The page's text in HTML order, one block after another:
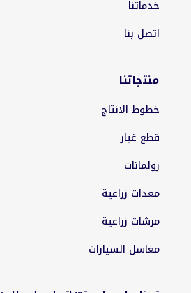
خدماتنا
اتصل بنا
منتجاتنا
خطوط الانتاج
قطع غيار
رولمانات
معدات زراعية
مرشات زراعية
مغاسل السيارات